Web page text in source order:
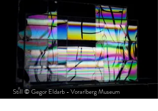
Still © Gegor Eldarb - Vorarlberg Museum